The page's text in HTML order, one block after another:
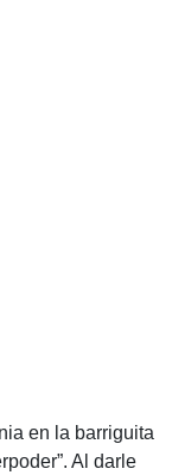
en la barriguita
Al darle